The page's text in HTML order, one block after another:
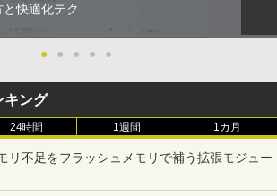
快適化テク
● ● ● ● ●
キング
24時間 1週間 1カ月
リ不足をフラッシュメモリで補う拡張モジュー